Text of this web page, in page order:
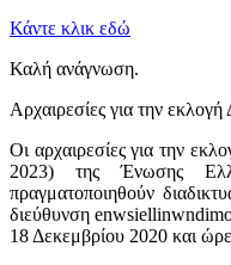
Κάντε κλικ εδώ
Καλή ανάγνωση.
Αρχαιρεσίες για την εκλογή
Οι αρχαιρεσίες για την
2023) της Ένωσης
πραγματοποιηθούν
διεύθυνση
18 Δεκεμβρίου 2020 και